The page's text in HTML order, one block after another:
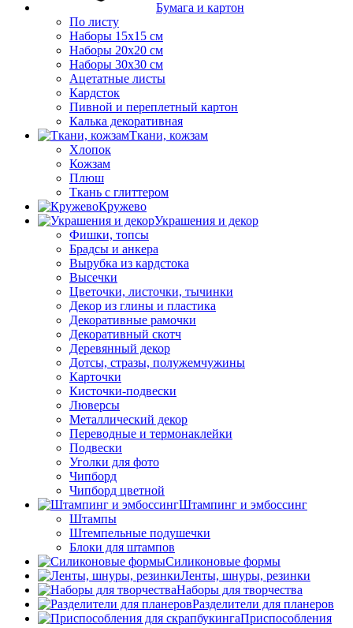
Бумага и картон
По листу
Наборы 15х15 см
Наборы 20х20 см
Наборы 30х30 см
Ацетатные листы
Кардсток
Пивной и переплетный картон
Калька декоративная
Ткани, кожзам
Хлопок
Кожзам
Плюш
Ткань с глиттером
Кружево
Украшения и декор
Фишки, топсы
Брадсы и анкера
Вырубка из кардстока
Высечки
Цветочки, листочки, тычинки
Декор из глины и пластика
Декоративные рамочки
Декоративный скотч
Деревянный декор
Дотсы, стразы, полужемчужины
Карточки
Кисточки-подвески
Люверсы
Металлический декор
Переводные и термонаклейки
Подвески
Уголки для фото
Чипборд
Чипборд цветной
Штампинг и эмбоссинг
Штампы
Штемпельные подушечки
Блоки для штампов
Силиконовые формы
Ленты, шнуры, резинки
Наборы для творчества
Разделители для планеров
Приспособления